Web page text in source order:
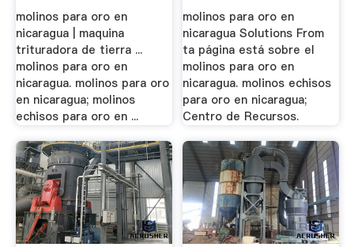
molinos para oro en
nicaragua | maquina
trituradora de tierra ...
molinos para oro en
nicaragua. molinos para oro
en nicaragua; molinos
echisos para oro en ...
molinos para oro en
nicaragua Solutions From
ta página está sobre el
molinos para oro en
nicaragua. molinos echisos
para oro en nicaragua;
Centro de Recursos.